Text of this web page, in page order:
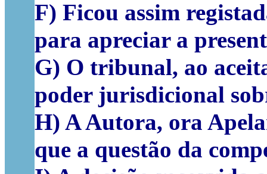
F) Ficou assim
para apreciar a
G) O tribunal, ao
poder jurisdicional
H) A Autora, ora
que a questão da